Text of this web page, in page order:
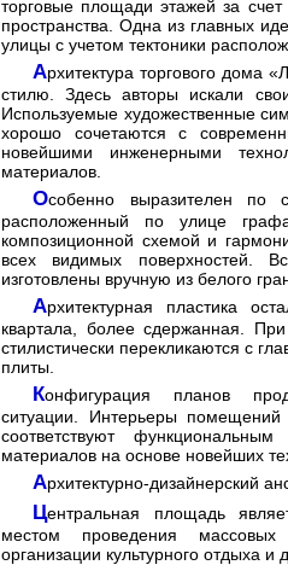
торговые площади этажей за счет
пространства. Одна из главных
улицы с учетом тектоники
Архитектура торгового дома «Лотос» не привязана к какому-то определенному
стилю. Здесь авторы искали
Используемые художественные
хорошо сочетаются с
новейшими инженерными
материалов.
Особенно выразителен по своей архитектонике главный фасад здания,
расположенный по улице
композиционной схемой и
всех видимых поверхностей.
изготовлены вручную из белого
Архитектурная пластика остальных фасадов здания, находящихся внутри
квартала, более сдержанная.
стилистически перекликаются с
плиты.
Конфигурация планов продиктована особенностями пространственной
ситуации. Интерьеры
соответствуют
материалов на основе новейших
Архитектурно-дизайнерский
Центральная площадь является историческим комплексом г. Хабаровска,
местом проведения массовых
организации культурного отдыха и